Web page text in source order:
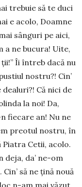
trebuie să te duci
e acolo, Doam­ne
sânguri pe aici,
a ne bucura! Uite,
ții!” Îi întreb dacă nu
nostru?! Cin’
Că nici de
la noi! Da,
fiecare an! Nu ne
preotul nostru, în
Piatra Cetii, acolo.
deja, da’ ne-om
să ne țină nouă